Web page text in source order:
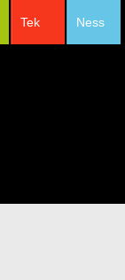
Ness
Tek